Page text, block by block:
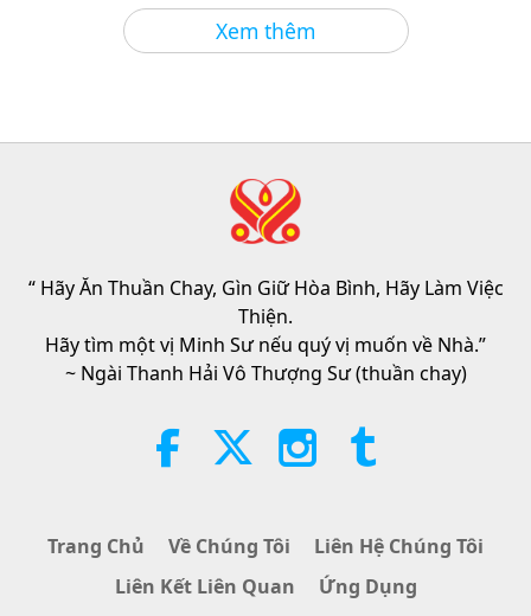
Xem thêm
2026-08-09
1:43
Chương Trình Tiên Tri, Phần 413 –
Thật Cùng Đấng Cứu Thế Để Hóa
Giải Tai Họa
Tiết Mục Nhiều Tập Với Các Tiên Đoán Cổ
Xưa Về Địa Cầu
2026-08-09 802Lượt Xem
32:43
Hopefully, Those Who Are Still
Asleep and Waiting for Lord Jesus
“ Hãy Ăn Thuần Chay, Gìn Giữ Hòa Bình, Hãy Làm Việc
Thiện.
Hãy tìm một vị Minh Sư nếu quý vị muốn về Nhà.”
~ Ngài Thanh Hải Vô Thượng Sư (thuần chay)
Trang Chủ Về Chúng Tôi
Liên Hệ Chúng Tôi
Liên Kết Liên Quan
Ứng Dụng